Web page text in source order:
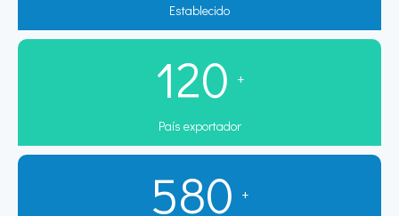
Establecido
120 +
País exportador
580 +